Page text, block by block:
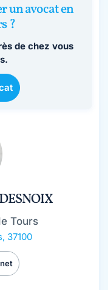
un avocat en
?
de chez vous
Tours
37100